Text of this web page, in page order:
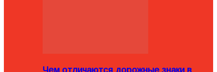
Чем отличаются дорожные знаки в